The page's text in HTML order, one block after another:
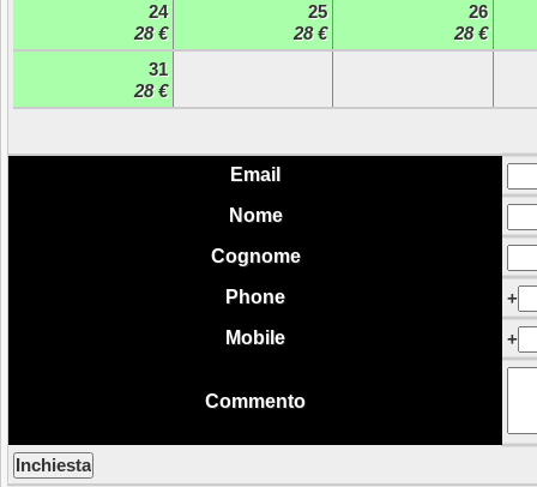
24
28 €
25
28 €
26
28 €
31
28 €
Email
Nome
Cognome
Phone
+
Mobile
+
Commento